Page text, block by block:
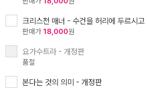
크리스천 매너 - 수건을 허리에 두르시고
판매가 18,000원
요가수트라 - 개정판
품절
본다는 것의 의미 - 개정판